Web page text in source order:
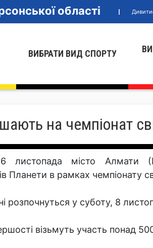
області
ВИБРАТИ ВИД СПОРТУ
на чемпіонат
місто Алмати
Планети в рамках чемпіонату
розпочнуться у суботу, 8
візьмуть участь понад